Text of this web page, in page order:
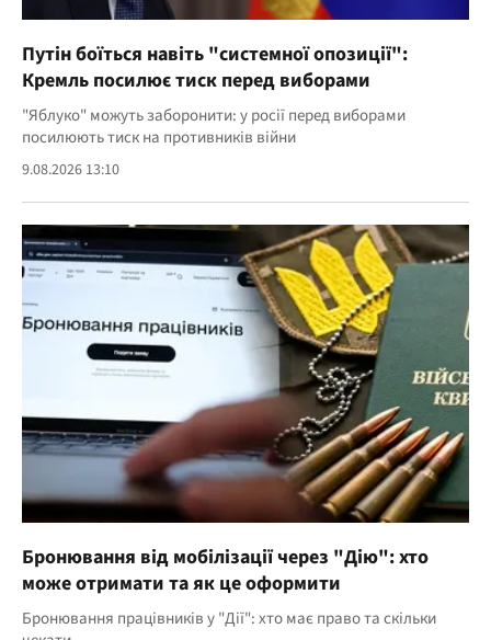
Путін боїться навіть "системної опозиції":
Кремль посилює тиск перед виборами
"Яблуко" можуть заборонити: у росії перед виборами
посилюють тиск на противників війни
9.08.2026 13:10
Бронювання від мобілізації через "Дію": хто
може отримати та як це оформити
Бронювання працівників у "Дії": хто має право та скільки